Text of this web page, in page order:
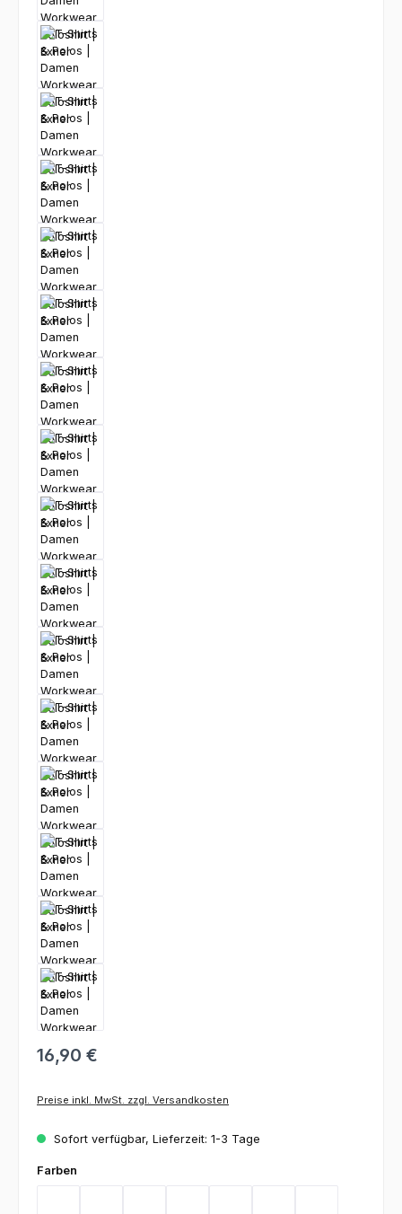
16,90 €
Preise inkl. MwSt. zzgl. Versandkosten
Sofort verfügbar, Lieferzeit: 1-3 Tage
Farben